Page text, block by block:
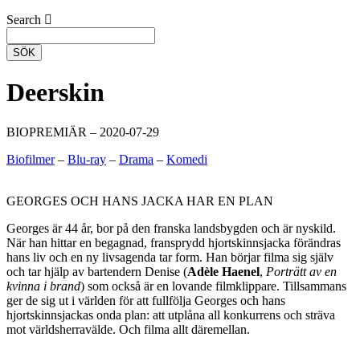
Search
SÖK
Deerskin
BIOPREMIÄR – 2020-07-29
Biofilmer– Blu-ray – Drama – Komedi
GEORGES OCH HANS JACKA HAR EN PLAN
Georges är 44 år, bor på den franska landsbygden och är nyskild.
När han hittar en begagnad, fransprydd hjortskinnsjacka förändras
hans liv och en ny livsagenda tar form. Han börjar filma sig själv
och tar hjälp av bartendern Denise (Adèle Haenel, Porträtt av en
kvinna i brand) som också är en lovande filmklippare. Tillsammans
ger de sig ut i världen för att fullfölja Georges och hans
hjortskinnsjackas onda plan: att utplåna all konkurrens och sträva
mot världsherravälde. Och filma allt däremellan.